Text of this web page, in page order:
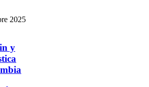
2025
y